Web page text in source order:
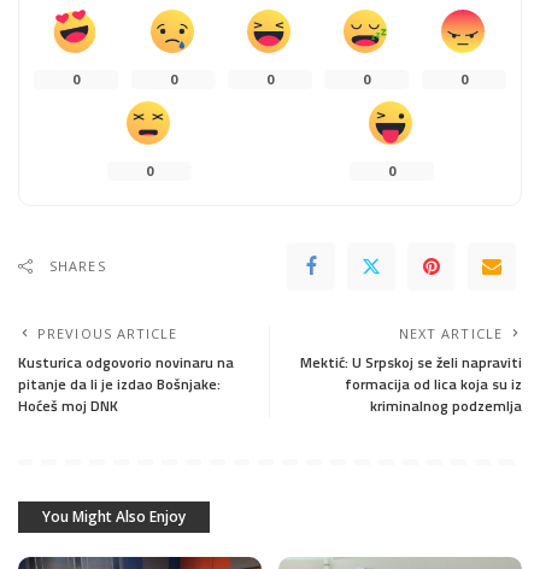
0 0 0 0 0
0 0
SHARES
PREVIOUS ARTICLE
Kusturica odgovorio novinaru na
pitanje da li je izdao Bošnjake:
Hoćeš moj DNK
NEXT ARTICLE
Mektić: U Srpskoj se želi napraviti
formacija od lica koja su iz
kriminalnog podzemlja
You Might Also Enjoy